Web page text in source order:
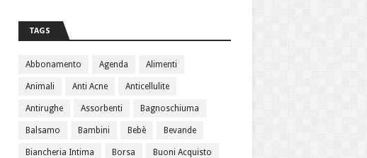
TAGS
Abbonamento Agenda Alimenti
Animali Anti Acne Anticellulite
Antirughe Assorbenti Bagnoschiuma
Balsamo Bambini Bebè Bevande
Biancheria Intima Borsa Buoni Acquisto